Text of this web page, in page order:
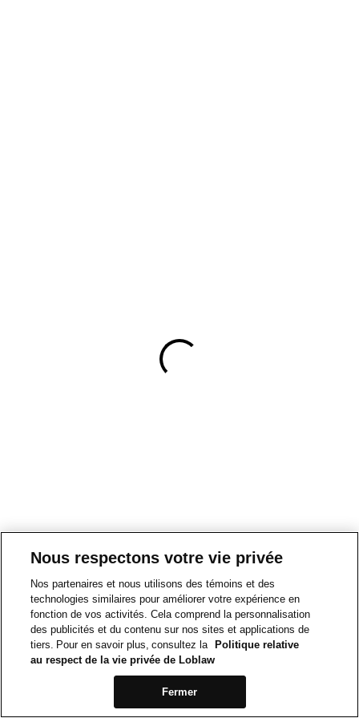
Nous respectons votre vie privée
Nos partenaires et nous utilisons des témoins et des
technologies similaires pour améliorer votre expérience en
fonction de vos activités. Cela comprend la personnalisation
des publicités et du contenu sur nos sites et applications de
tiers. Pour en savoir plus, consultez la
Politique relative
au respect de la vie privée de Loblaw
Fermer